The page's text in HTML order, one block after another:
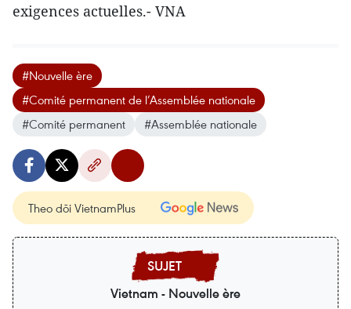
exigences actuelles.- VNA
#Nouvelle ère
#Comité permanent de l’Assemblée nationale
#Comité permanent
#Assemblée nationale
Theo dõi VietnamPlus
Vietnam - Nouvelle ère